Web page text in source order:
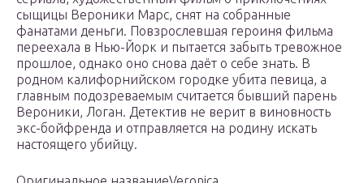
сыщицы Вероники Марс, снят на собранные
фанатами деньги. Повзрослевшая героиня фильма
переехала в Нью-Йорк и пытается забыть тревожное
прошлое, однако оно снова даёт о себе знать. В
родном калифорнийском городке убита певица, а
главным подозреваемым считается бывший парень
Вероники, Логан. Детектив не верит в виновность
экс-бойфренда и отправляется на родину искать
настоящего убийцу.